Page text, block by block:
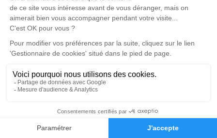
Faire-part Hommages
La messe de sépulture aura lieu ce
samedi 18 mai 2024
à 10 h 30
suivie de l’inhumation au cimetière de